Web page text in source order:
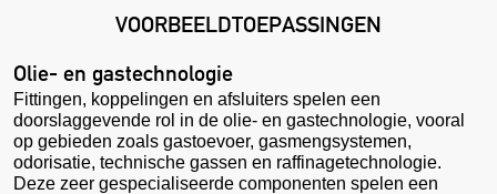
VOORBEELDTOEPASSINGEN
Olie- en gastechnologie
Fittingen, koppelingen en afsluiters spelen een
doorslaggevende rol in de olie- en gastechnologie, vooral
op gebieden zoals gastoevoer, gasmengsystemen,
odorisatie, technische gassen en raffinagetechnologie.
Deze zeer gespecialiseerde componenten spelen een